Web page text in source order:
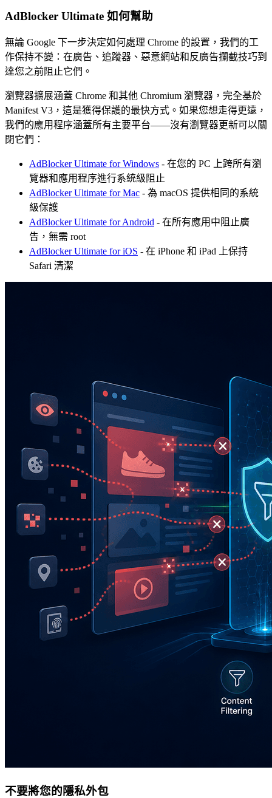
AdBlocker Ultimate 如何幫助
無論 Google 下一步決定如何處理 Chrome 的設置，我們的工
作保持不變：在廣告、追蹤器、惡意網站和反廣告攔截技巧到
達您之前阻止它們。
瀏覽器擴展涵蓋 Chrome 和其他 Chromium 瀏覽器，完全基於
Manifest V3，這是獲得保護的最快方式。如果您想走得更遠，
我們的應用程序涵蓋所有主要平台——沒有瀏覽器更新可以關
閉它們：
AdBlocker Ultimate for Windows - 在您的 PC 上跨所有瀏
覽器和應用程序進行系統級阻止
AdBlocker Ultimate for Mac - 為 macOS 提供相同的系統
級保護
AdBlocker Ultimate for Android - 在所有應用中阻止廣
告，無需 root
AdBlocker Ultimate for iOS - 在 iPhone 和 iPad 上保持
Safari 清潔
不要將您的隱私外包